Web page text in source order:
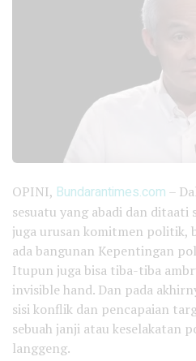
OPINI, Bundarantimes.com –
sesuatu yang abadi dan ditaati
juga urusan komitmen politik,
ada bangunan Kepentingan
Itupun juga bisa tiba-tiba
invisible hand. Dan pada
sisi konflik dan pencapaian
sebuah janji atau keselakatan
langgeng.